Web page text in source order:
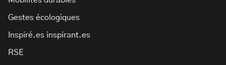
Gestes écologiques
Inspiré.es inspirant.es
RSE